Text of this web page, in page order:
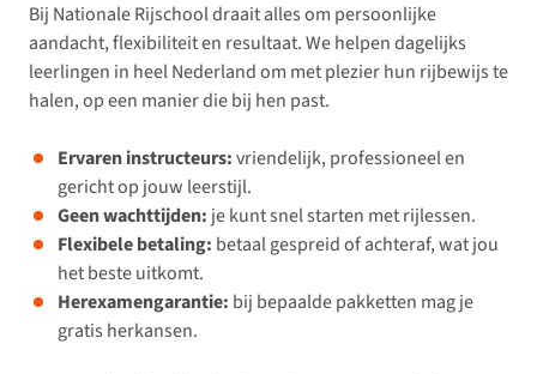
Bij Nationale Rijschool draait alles om persoonlijke
aandacht, flexibiliteit en resultaat. We helpen dagelijks
leerlingen in heel Nederland om met plezier hun rijbewijs te
halen, op een manier die bij hen past.
Ervaren instructeurs:vriendelijk, professioneel en
gericht op jouw leerstijl.
Geen wachttijden: je kunt snel starten met rijlessen.
Flexibele betaling: betaal gespreid of achteraf, wat jou
het beste uitkomt.
Herexamengarantie: bij bepaalde pakketten mag je
gratis herkansen.